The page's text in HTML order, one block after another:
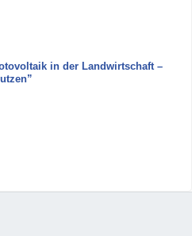
in der Landwirtschaft –